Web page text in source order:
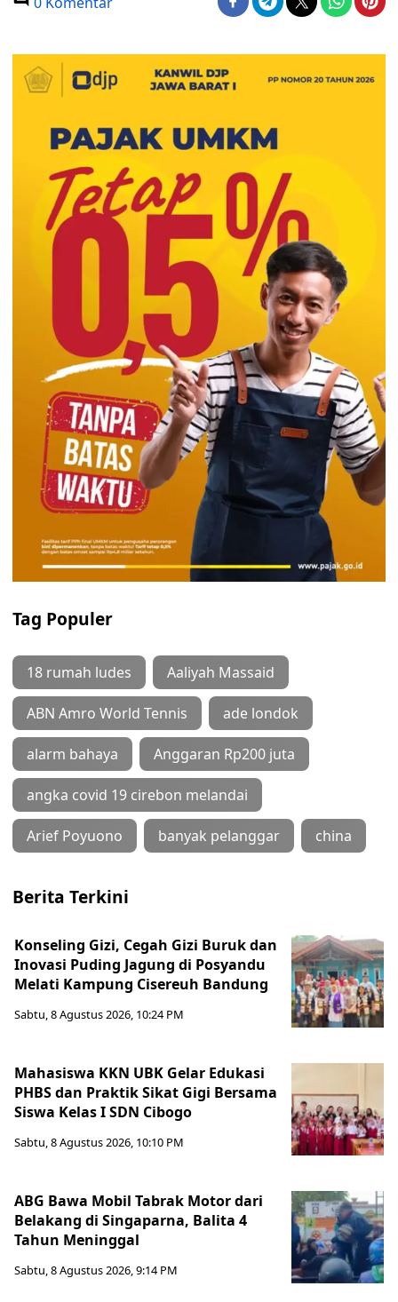
Tag Populer
18 rumah ludes Aaliyah Massaid
ABN Amro World Tennis ade londok
alarm bahaya Anggaran Rp200 juta
angka covid 19 cirebon melandai
Arief Poyuono banyak pelanggar china
Berita Terkini
Konseling Gizi, Cegah Gizi Buruk dan
Inovasi Puding Jagung di Posyandu
Melati Kampung Cisereuh Bandung
Sabtu, 8 Agustus 2026, 10:24 PM
Mahasiswa KKN UBK Gelar Edukasi
PHBS dan Praktik Sikat Gigi Bersama
Siswa Kelas I SDN Cibogo
Sabtu, 8 Agustus 2026, 10:10 PM
ABG Bawa Mobil Tabrak Motor dari
Belakang di Singaparna, Balita 4
Tahun Meninggal
Sabtu, 8 Agustus 2026, 9:14 PM